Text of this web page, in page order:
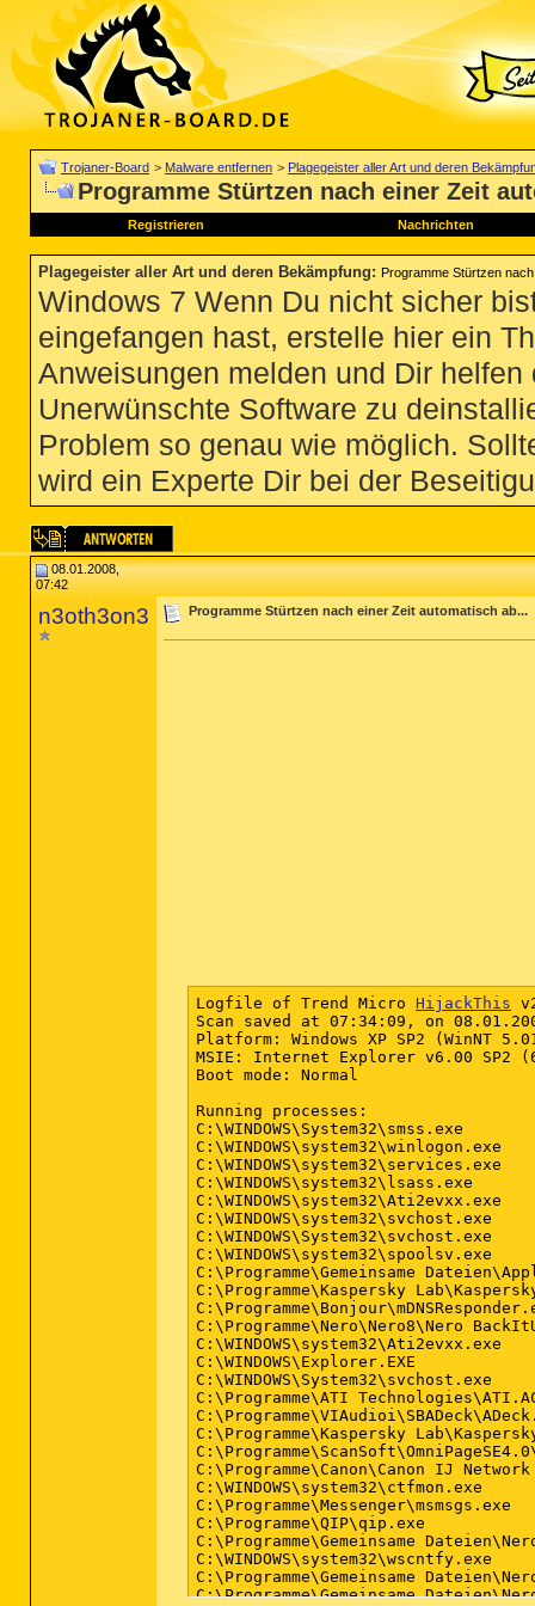
Trojaner-Board > Malware entfernen > Plagegeister aller Art und deren
Programme Stürtzen nach einer Zeit
Registrieren Nachrichten
Plagegeister aller Art und deren Bekämpfung: Programme Stürtzen
Windows 7 Wenn Du nicht sicher
eingefangen hast, erstelle hier ein
Anweisungen melden und Dir
Unerwünschte Software zu
Problem so genau wie möglich.
wird ein Experte Dir bei der
08.01.2008,
07:42
n3oth3on3 Programme Stürtzen nach einer Zeit automatisch ab...
Logfile of Trend Micro HijackThis
Scan saved at 07:34:09, on
Platform: Windows XP SP2 (WinNT
MSIE: Internet Explorer v6.00 SP2
Boot mode: Normal
Running processes:
C:\WINDOWS\System32\smss.exe
C:\WINDOWS\system32\winlogon.exe
C:\WINDOWS\system32\services.exe
C:\WINDOWS\system32\lsass.exe
C:\WINDOWS\system32\Ati2evxx.exe
C:\WINDOWS\system32\svchost.exe
C:\WINDOWS\System32\svchost.exe
C:\WINDOWS\system32\spoolsv.exe
C:\Programme\Gemeinsame
C:\Programme\Kaspersky
C:\Programme\Nero\Nero8\Nero
C:\WINDOWS\system32\Ati2evxx.exe
C:\WINDOWS\Explorer.EXE
C:\WINDOWS\System32\svchost.exe
C:\Programme\ATI
C:\Programme\Kaspersky
C:\Programme\Canon\Canon IJ
C:\WINDOWS\system32\ctfmon.exe
C:\Programme\Messenger\msmsgs.exe
C:\Programme\QIP\qip.exe
C:\Programme\Gemeinsame
C:\WINDOWS\system32\wscntfy.exe
C:\Programme\Gemeinsame
C:\Programme\Gemeinsame